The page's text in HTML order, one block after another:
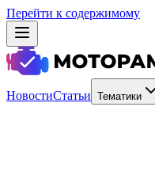
Перейти к содержимому
НовостиСтатьи Тематики